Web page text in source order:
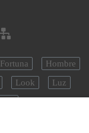
Fortuna
Hombre
Look
Luz